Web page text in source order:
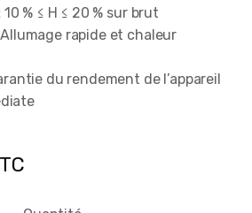
10 % ≤ H ≤ 20 % sur brut
Allumage rapide et chaleur
du rendement de l’appareil